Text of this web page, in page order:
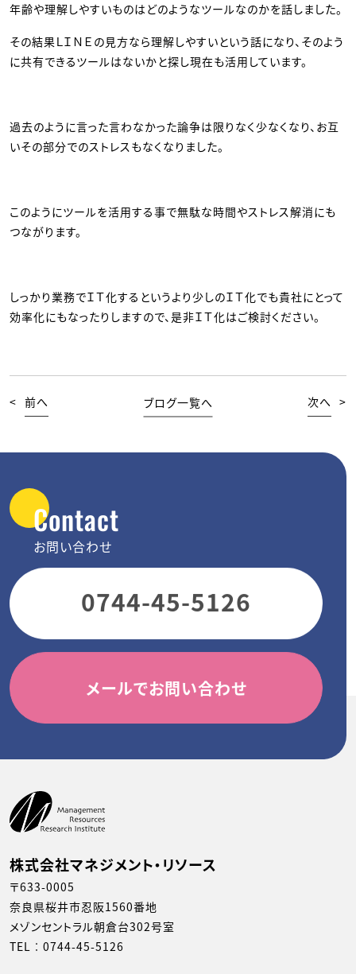
年齢や理解しやすいものはどのようなツールなのかを話しました。
その結果ＬＩＮＥの見方なら理解しやすいという話になり、そのよう
に共有できるツールはないかと探し現在も活用しています。
過去のように言った言わなかった論争は限りなく少なくなり、お互
いその部分でのストレスもなくなりました。
このようにツールを活用する事で無駄な時間やストレス解消にも
つながります。
しっかり業務でＩＴ化するというより少しのＩＴ化でも貴社にとって
効率化にもなったりしますので、是非ＩＴ化はご検討ください。
< 前へ 次へ >
ブログ一覧へ
Contact
お問い合わせ
0744-45-5126
メールでお問い合わせ
株式会社マネジメント・リソース
〒633-0005
奈良県桜井市忍阪1560番地
メゾンセントラル朝倉台302号室
TEL︰ 0744-45-5126